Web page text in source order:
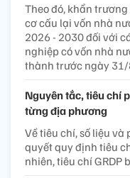
Theo đó, khẩn
cơ cấu lại vốn nhà
2026 - 2030 đối với
nghiệp có vốn nhà
thành trước ngày
Nguyên tắc, tiêu chí
từng địa phương
Về tiêu chí, số liệu
quyết quy định tiêu
nhiên, tiêu chí GRDP